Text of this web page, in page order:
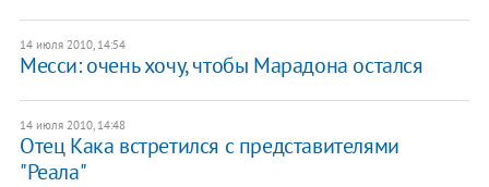
14 июля 2010, 14:54
Месси: очень хочу, чтобы Марадона остался
14 июля 2010, 14:48
Отец Кака встретился с представителями
"Реала"